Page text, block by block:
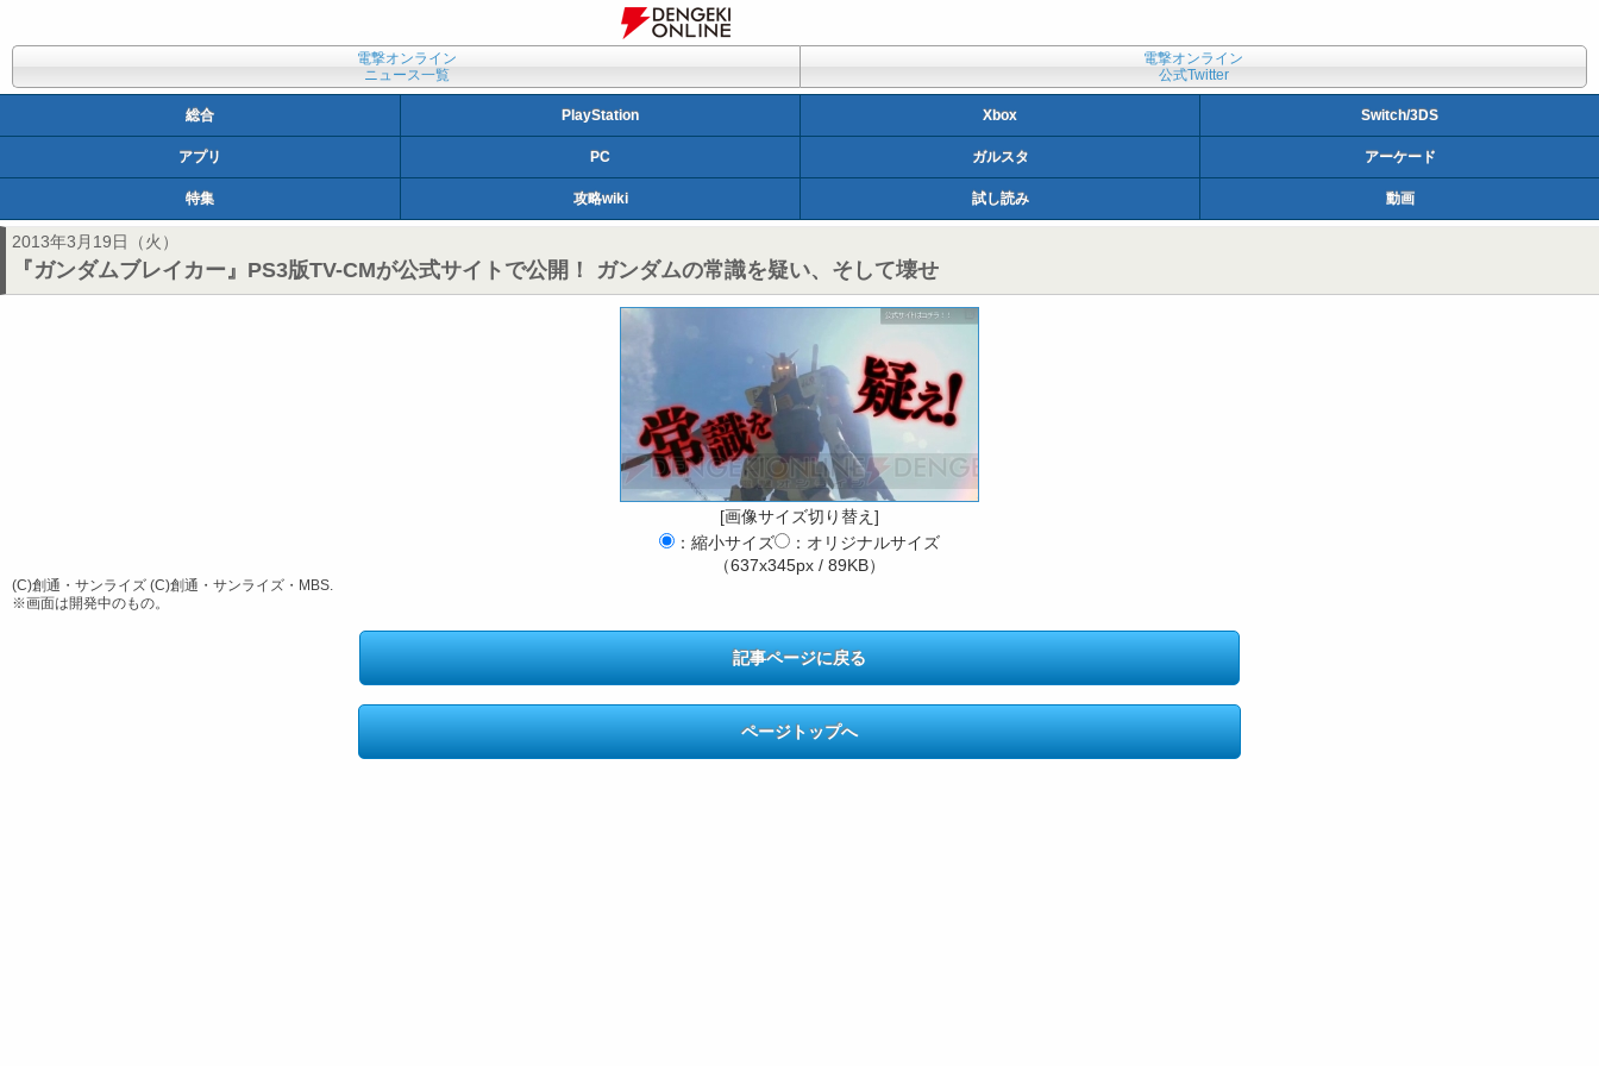
電撃オンライン
ニュース一覧
電撃オンライン
公式Twitter
総合 PlayStation Xbox Switch/3DS
アプリ PC ガルスタ アーケード
特集 攻略wiki 試し読み 動画
2013年3月19日（火）
『ガンダムブレイカー』PS3版TV-CMが公式サイトで公開！ ガンダムの常識を疑い、そして壊せ
[画像サイズ切り替え]
：縮小サイズ
：オリジナルサイズ
（637x345px / 89KB）
(C)創通・サンライズ (C)創通・サンライズ・MBS.
※画面は開発中のもの。
記事ページに戻る
ページトップへ